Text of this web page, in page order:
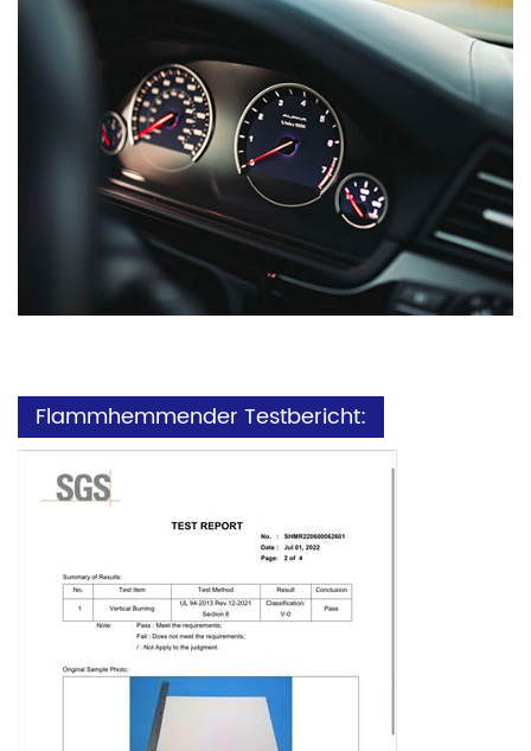
Flammhemmender Testbericht: